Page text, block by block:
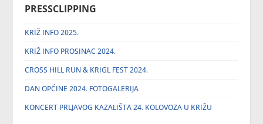
PRESSCLIPPING
KRIŽ INFO 2025.
KRIŽ INFO PROSINAC 2024.
CROSS HILL RUN & KRIGL FEST 2024.
DAN OPĆINE 2024. FOTOGALERIJA
KONCERT PRLJAVOG KAZALIŠTA 24. KOLOVOZA U KRIŽU